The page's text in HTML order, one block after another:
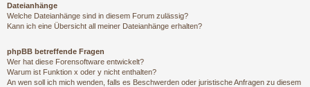
Dateianhänge
Welche Dateianhänge sind in diesem Forum zulässig?
Kann ich eine Übersicht all meiner Dateianhänge erhalten?
phpBB betreffende Fragen
Wer hat diese Forensoftware entwickelt?
Warum ist Funktion x oder y nicht enthalten?
An wen soll ich mich wenden, falls es Beschwerden oder juristische Anfragen zu diesem